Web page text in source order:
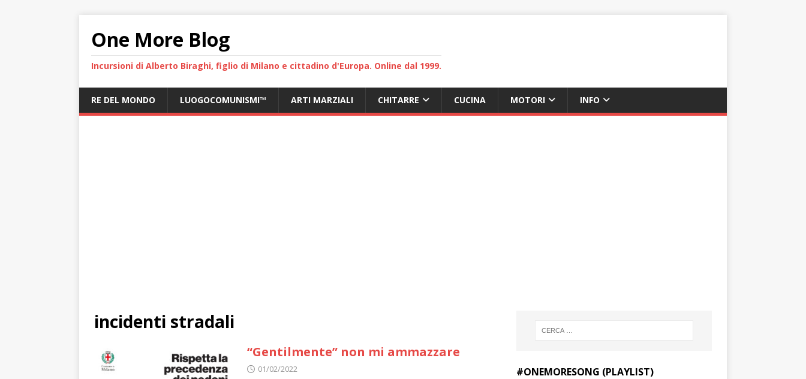
One More Blog
Incursioni di Alberto Biraghi, figlio di Milano e cittadino d'Europa. Online dal 1999.
RE DEL MONDO LUOGOCOMUNISMI™ ARTI MARZIALI CHITARRE CUCINA MOTORI INFO
incidenti stradali
“Gentilmente” non mi ammazzare
01/02/2022 #ONEMORESONG (PLAYLIST)